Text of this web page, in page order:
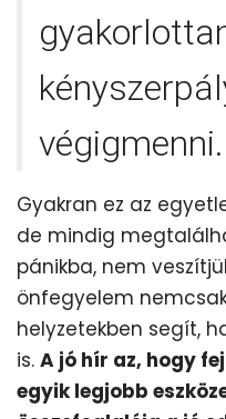
végigmenni.
Gyakran ez az
de mindig
pánikba, nem
önfegyelem
helyzetekben segít,
is. A jó hír az, hogy
egyik legjobb